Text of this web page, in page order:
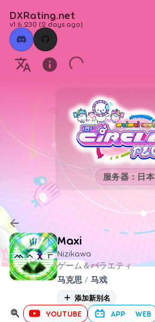
DXRating.net
v1.6.230 (2 days ago)
服务器：日本
Maxi
Nizikawa
ゲーム＆バラエティ
马克思 / 马戏
添加新别名
YOUTUBE APP WEB